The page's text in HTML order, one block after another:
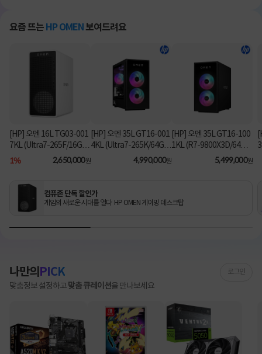
요즘 뜨는 HP OMEN 보여드려요
[HP] 오멘 16L TG03-001
7KL (Ultra7-265F/16GB/
1TB/RX9060XT/FD) [기
1% 2,650,000원
[HP] 오멘 35L GT16-001
4KL (Ultra7-265K/64GB/
2TB/RTX5070Ti/FD) 3
쿠폰★
4,990,000원
[HP] 오멘 35L GT16-100
1KL (R7-9800X3D/64G
B/1TB/RTX5080/FD) [기
5,499,000원
컴퓨존 단독 할인가
게임의 새로운 시대를 열다 HP OMEN 게이밍 데스크탑
나만의 PICK 로그인
맞춤정보 설정하고맞춤 큐레이션을 만나보세요